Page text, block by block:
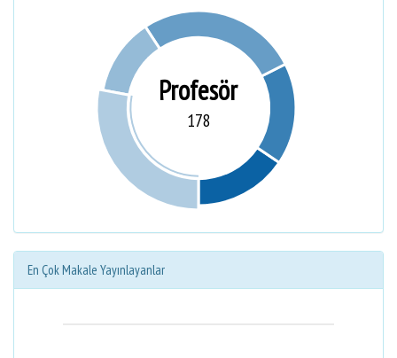
Profesör
178
En Çok Makale Yayınlayanlar